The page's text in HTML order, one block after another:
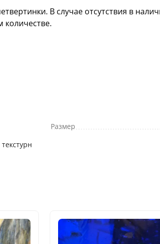
В случае отсутствия в
количестве.
Размер